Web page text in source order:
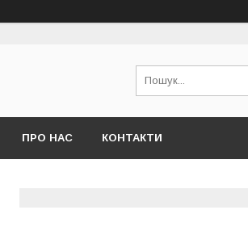
ПРО НАС КОНТАКТИ